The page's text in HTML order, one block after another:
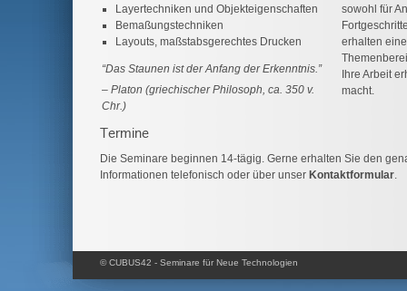
Layertechniken und Objekteigenschaften
Bemaßungstechniken
Layouts, maßstabsgerechtes Drucken
“Das Staunen ist der Anfang der Erkenntnis.”
Platon (griechischer Philosoph, ca. 350 v.
Chr.)
sowohl für
erhalten
Ihre Arbeit
macht.
Termine
Die Seminare beginnen 14-tägig. Gerne erhalten Sie den
Informationen telefonisch oder über unser Kontaktformular.
© CUBUS42 - Seminare für Neue Technologien